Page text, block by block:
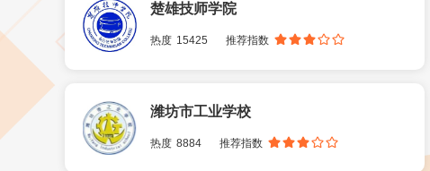
楚雄技师学院
热度 15425 推荐指数
潍坊市工业学校
热度 8884 推荐指数